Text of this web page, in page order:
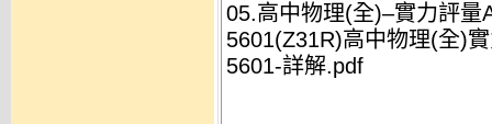
05.高中物理(全)–實力評量
5601(Z31R)高中物理(全)
5601-詳解.pdf